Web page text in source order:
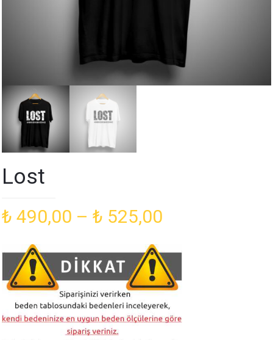
Lost
₺ 490,00 – ₺ 525,00
₺ 490,00
-
₺ 525,00